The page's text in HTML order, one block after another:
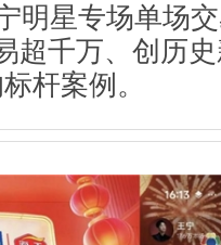
明星专场单场
超千万、创历
杆案例。